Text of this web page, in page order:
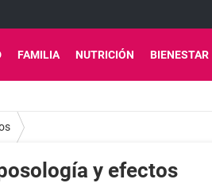
FAMILIA NUTRICIÓN BIENESTAR
y efectos